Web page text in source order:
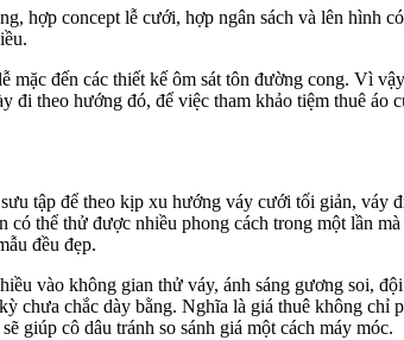
hợp concept lễ cưới, hợp ngân sách và lên hình
đến các thiết kế ôm sát tôn đường cong. Vì
theo hướng đó, để việc tham khảo tiệm thuê áo
tập để theo kịp xu hướng váy cưới tối giản, váy
thể thử được nhiều phong cách trong một lần
đều đẹp.
vào không gian thử váy, ánh sáng gương soi,
chưa chắc dày bằng. Nghĩa là giá thuê không chỉ
giúp cô dâu tránh so sánh giá một cách máy móc.